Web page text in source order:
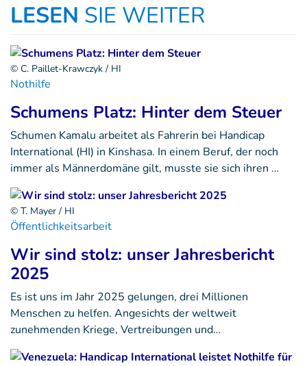
LESEN SIE WEITER
© C. Paillet-Krawczyk / HI
Nothilfe
Schumens Platz: Hinter dem Steuer
Schumen Kamalu arbeitet als Fahrerin bei Handicap
International (HI) in Kinshasa. In einem Beruf, der noch
immer als Männerdomäne gilt, musste sie sich ihren …
© T. Mayer / HI
Öffentlichkeitsarbeit
Wir sind stolz: unser Jahresbericht
2025
Es ist uns im Jahr 2025 gelungen, drei Millionen
Menschen zu helfen. Angesichts der weltweit
zunehmenden Kriege, Vertreibungen und…